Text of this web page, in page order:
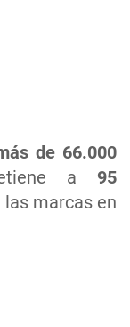
de 66.000
a 95
marcas en